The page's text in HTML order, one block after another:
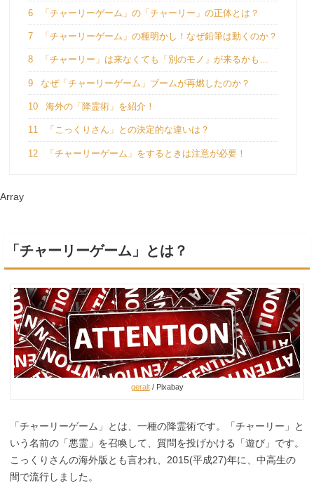
6 「チャーリーゲーム」の「チャーリー」の正体とは？
7 「チャーリーゲーム」の種明かし！なぜ鉛筆は動くのか？
8 「チャーリー」は来なくても「別のモノ」が来るかも…
9 なぜ「チャーリーゲーム」ブームが再燃したのか？
10 海外の「降霊術」を紹介！
11 「こっくりさん」との決定的な違いは？
12 「チャーリーゲーム」をするときは注意が必要！
Array
「チャーリーゲーム」とは？
geralt/ Pixabay
「チャーリーゲーム」とは、一種の降霊術です。「チャーリー」と
いう名前の「悪霊」を召喚して、質問を投げかける「遊び」です。
こっくりさんの海外版とも言われ、2015(平成27)年に、中高生の
間で流行しました。